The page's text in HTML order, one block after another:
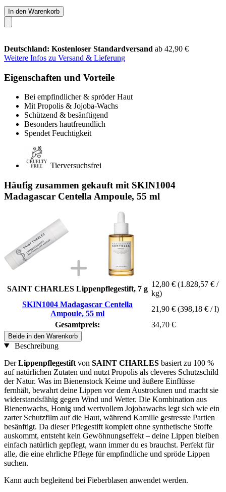
In den Warenkorb
Deutschland: Kostenloser Standardversand ab 42,90 €
Weitere Infos zu Versand & Lieferung
Eigenschaften und Vorteile
Bei empfindlicher & spröder Haut
Mit Propolis & Jojoba-Wachs
Schützend & besänftigend
Besonders hautfreundlich
Spendet Feuchtigkeit
Tierversuchsfrei
Häufig zusammen gekauft mit SKIN1004
Madagascar Centella Ampoule, 55 ml
SAINT CHARLES Lippenpflegestift, 7 g
12,80 € (1.828,57 € /
kg)
SKIN1004 Madagascar Centella
Ampoule, 55 ml
21,90 € (398,18 € / l)
Gesamtpreis:
34,70 €
Beide in den Warenkorb
Beschreibung
DerLippenpflegestift von SAINT CHARLES basiert zu 100 %
auf natürlichen Zutaten und nutzt Propolis als cleveres Schutzschild
der Natur. Was im Bienenstock Keime und äußere Einflüsse
fernhält, bewahrt deine Lippen vor dem Austrocknen und macht sie
widerstandsfähig gegen Wind und Wetter. Die Kombination aus
Bienenwachs, Honig und wertvollem Jojobawachs legt sich wie ein
zarter Schutzfilm auf die Haut, während Kamille gestresste Partien
besänftigt. Da dieser Pflegestift komplett ohne synthetische Stoffe
auskommt, entsteht kein Gewöhnungseffekt – deine Lippen bleiben
einfach natürlich gepflegt, wann immer du es brauchst. Perfekt für
alle, die eine ehrliche Pflege für empfindliche und spröde Lippen
suchen.
Kann auch begleitend bei Fieberblasen anwendet werden.